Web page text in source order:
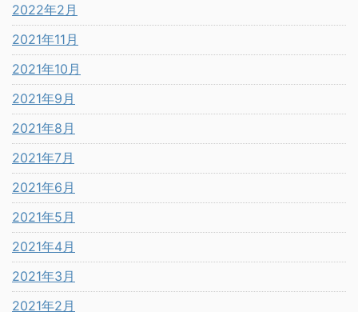
2022年2月
2021年11月
2021年10月
2021年9月
2021年8月
2021年7月
2021年6月
2021年5月
2021年4月
2021年3月
2021年2月